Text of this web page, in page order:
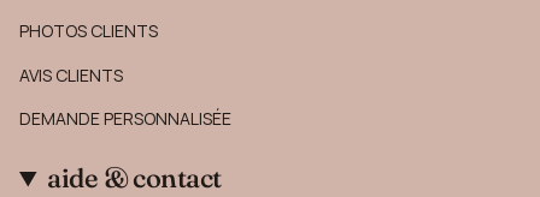
PHOTOS CLIENTS
AVIS CLIENTS
DEMANDE PERSONNALISÉE
aide & contact